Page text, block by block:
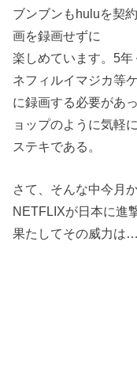
ブンブンもhuluを契約
画を録画せずに
楽しめています。5
ネフィルイマジカ等
に録画する必要があ
ョップのように気軽
ステキである。
さて、そんな中今月
NETFLIXが日本に進
果たしてその威力は